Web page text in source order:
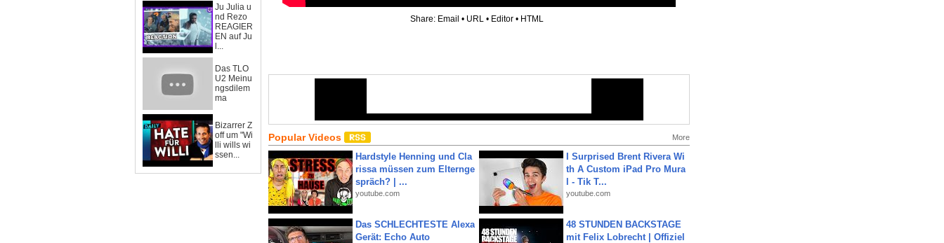
Ju Julia u
nd Rezo
REAGIER
EN auf Ju
l...
Das TLO
U2 Meinu
ngsdilem
ma
Bizarrer Z
off um "Wi
lli wills wi
ssen...
Share: Email • URL • Editor • HTML
Popular Videos More
Hardstyle Henning und Cla
rissa müssen zum Elternge
spräch? | ...
youtube.com
I Surprised Brent Rivera Wi
th A Custom iPad Pro Mura
l - Tik T...
youtube.com
Das SCHLECHTESTE Alexa
Gerät: Echo Auto
48 STUNDEN BACKSTAGE
mit Felix Lobrecht | Offiziel